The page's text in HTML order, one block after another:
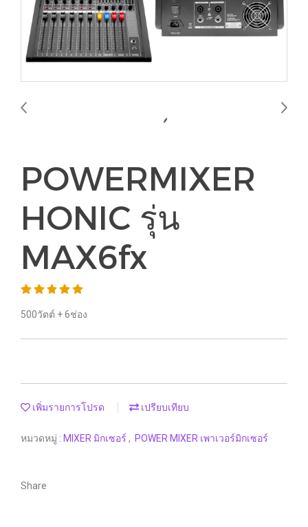
POWERMIXER
HONIC รุ่น
MAX6fx
500วัตต์ + 6ช่อง
เพิ่มรายการโปรด เปรียบเทียบ
หมวดหมู่ : MIXER มิกเซอร์ , POWER MIXER เพาเวอร์มิกเซอร์
Share